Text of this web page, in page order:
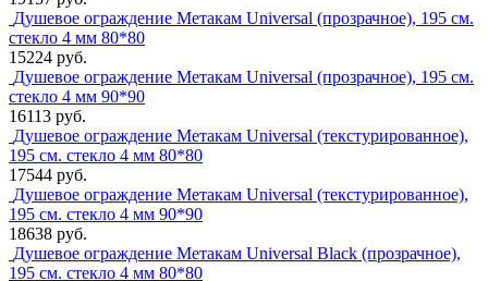
Душевое ограждение Метакам Universal (прозрачное), 195 см.
стекло 4 мм 80*80
15224 руб.
Душевое ограждение Метакам Universal (прозрачное), 195 см.
стекло 4 мм 90*90
16113 руб.
Душевое ограждение Метакам Universal (текстурированное),
195 см. стекло 4 мм 80*80
17544 руб.
Душевое ограждение Метакам Universal (текстурированное),
195 см. стекло 4 мм 90*90
18638 руб.
Душевое ограждение Метакам Universal Black (прозрачное),
195 см. стекло 4 мм 80*80